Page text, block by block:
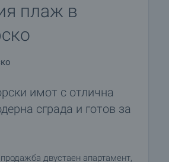
плаж в
имот с отлична
сграда и готов за
двустаен апартамент,